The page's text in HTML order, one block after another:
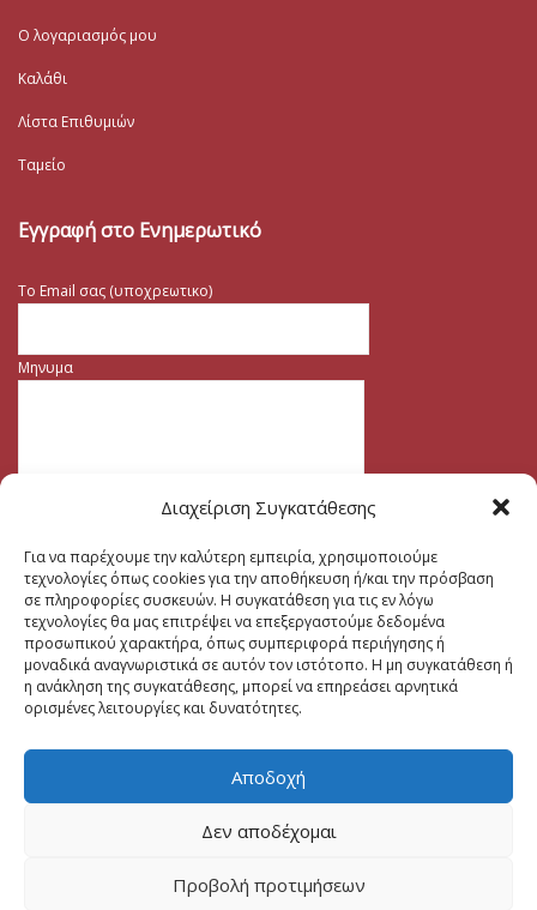
Διαχείριση Συγκατάθεσης
Για να παρέχουμε την καλύτερη εμπειρία, χρησιμοποιούμε
τεχνολογίες όπως cookies για την αποθήκευση ή/και την πρόσβαση
σε πληροφορίες συσκευών. Η συγκατάθεση για τις εν λόγω
τεχνολογίες θα μας επιτρέψει να επεξεργαστούμε δεδομένα
προσωπικού χαρακτήρα, όπως συμπεριφορά περιήγησης ή
μοναδικά αναγνωριστικά σε αυτόν τον ιστότοπο. Η μη συγκατάθεση ή
η ανάκληση της συγκατάθεσης, μπορεί να επηρεάσει αρνητικά
ορισμένες λειτουργίες και δυνατότητες.
Αποδοχή
Δεν αποδέχομαι
Προβολή προτιμήσεων
Ο λογαριασμός μου
Καλάθι
Λίστα Επιθυμιών
Ταμείο
Εγγραφή στο Ενημερωτικό
Το Email σας (υποχρεωτικο)
Μηνυμα